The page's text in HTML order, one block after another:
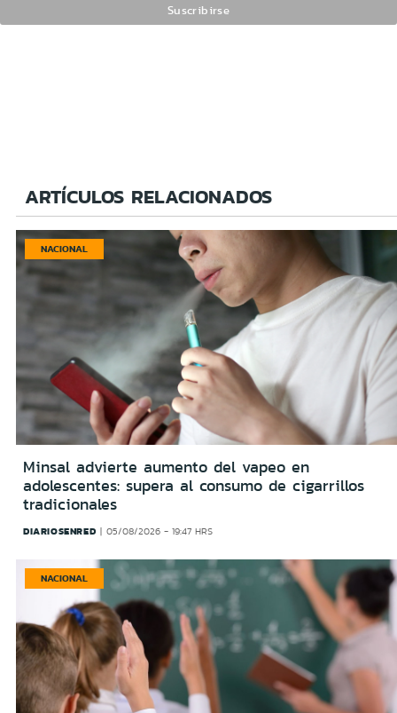
ARTÍCULOS RELACIONADOS
NACIONAL
Minsal advierte aumento del vapeo en
adolescentes: supera al consumo de cigarrillos
tradicionales
DIARIOSENRED 05/08/2026 - 19:47 HRS
NACIONAL